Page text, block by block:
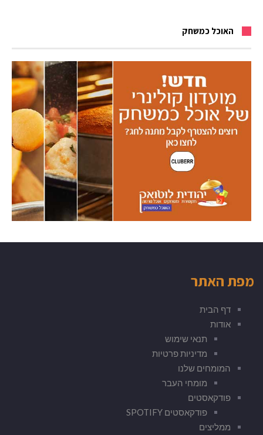
האוכל כמשחק
מפת האתר
דף הבית
אודות
תנאי שימוש
מדיניות פרטיות
המומחים שלנו
מומחי העבר
פודקאסטים
פודקאסטים SPOTIFY
ממליצים